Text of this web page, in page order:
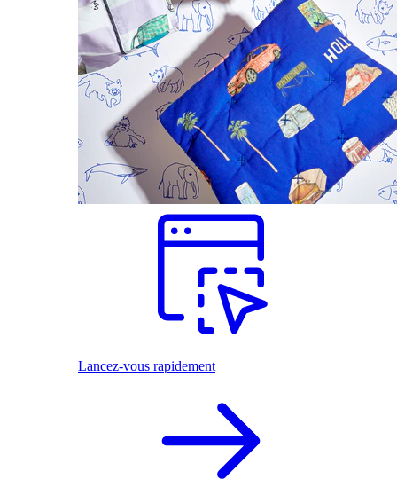
Lancez-vous rapidement